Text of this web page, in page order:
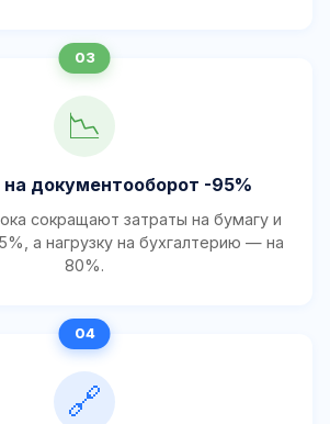
📉
документооборот -95%
сокращают затраты на бумагу и
а нагрузку на бухгалтерию — на
80%.
🔗